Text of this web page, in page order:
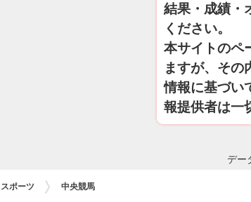
結果・成績・
ください。
本サイトのペ
ますが、その
情報に基づい
報提供者は一
デー
スポーツ 中央競馬